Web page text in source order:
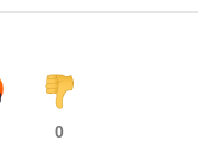
0